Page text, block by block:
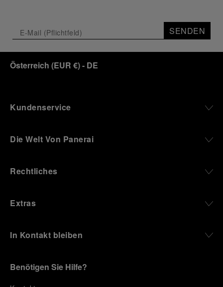
SENDEN
Österreich (EUR €)- DE
Kundenservice
Die Welt Von Panerai
Rechtliches
Extras
In Kontakt bleiben
Benötigen Sie Hilfe?